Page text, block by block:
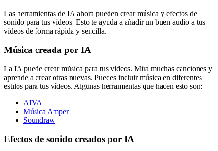
Las herramientas de IA ahora pueden crear música y efectos de
sonido para tus vídeos. Esto te ayuda a añadir un buen audio a tus
vídeos de forma rápida y sencilla.
Música creada por IA
La IA puede crear música para tus vídeos. Mira muchas canciones y
aprende a crear otras nuevas. Puedes incluir música en diferentes
estilos para tus vídeos. Algunas herramientas que hacen esto son:
AIVA
Música Amper
Soundraw
Efectos de sonido creados por IA